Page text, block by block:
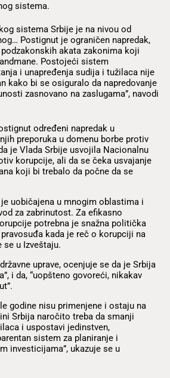
sistema.
sistema Srbije je na nivou od
Postignut je ograničen napredak,
akata zakonima koji
Postojeći sistem
i unapređenja sudija i tužilaca nije
kako bi se osiguralo da napredovanje
zasnovano na zaslugama”, navodi
određeni napredak u
preporuka u domenu borbe protiv
je Vlada Srbije usvojila Nacionalnu
korupcije, ali da se čeka usvajanje
koji bi trebalo da počne da se
je uobičajena u mnogim oblastima i
za zabrinutost. Za efikasno
potrebna je snažna politička
kada je reč o korupciji na
se u Izveštaju.
uprave, ocenjuje se da je Srbija
i da, “uopšteno govoreći, nikakav
godine nisu primenjene i ostaju na
Srbija naročito treba da smanji
i uspostavi jedinstven,
sistem za planiranje i
investicijama”, ukazuje se u